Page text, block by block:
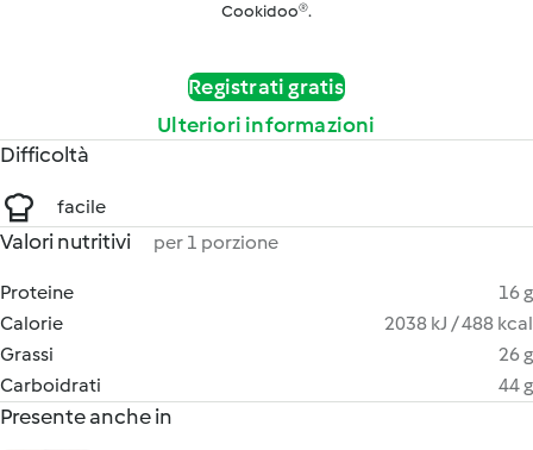
Cookidoo®.
Registrati gratis
Ulteriori informazioni
Difficoltà
facile
Valori nutritivi per 1 porzione
Proteine
16 g
Calorie
2038 kJ / 488 kcal
Grassi
26 g
Carboidrati
44 g
Presente anche in